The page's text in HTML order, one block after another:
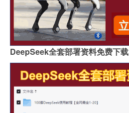
DeepSeek全套部署资料免费下载